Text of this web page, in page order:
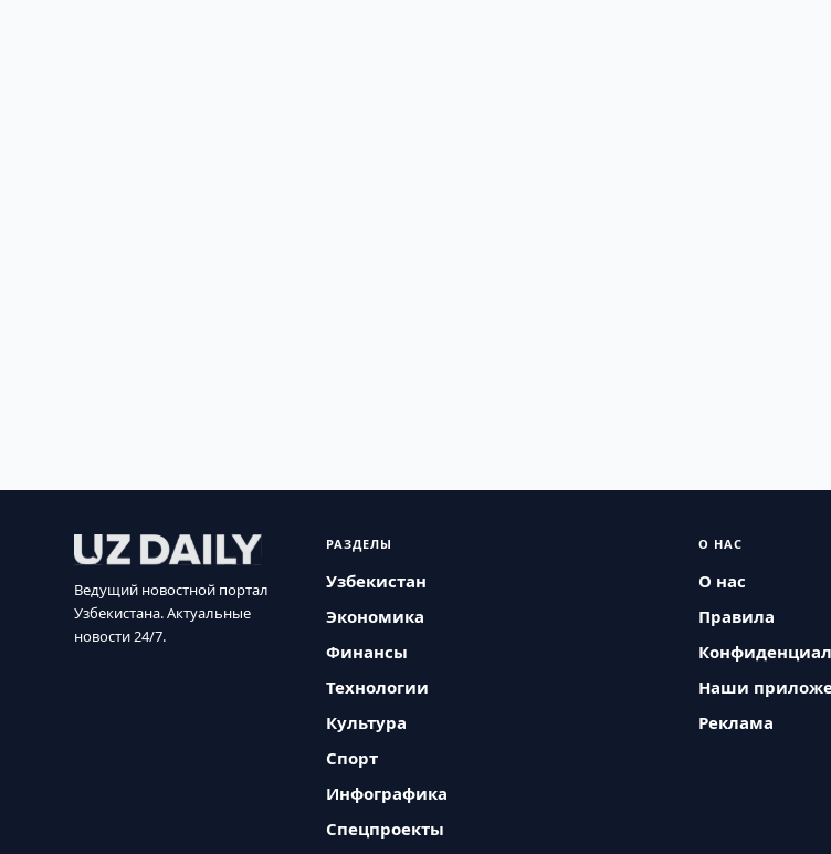
Ведущий новостной портал
Узбекистана. Актуальные
новости 24/7.
РАЗДЕЛЫ
Узбекистан
Экономика
Финансы
Технологии
Культура
Спорт
Инфографика
Спецпроекты
О НАС
О нас
Правила
Наши
Реклама